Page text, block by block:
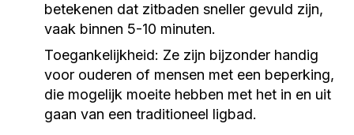
betekenen dat zitbaden sneller gevuld zijn,
vaak binnen 5-10 minuten.
Toegankelijkheid: Ze zijn bijzonder handig
voor ouderen of mensen met een beperking,
die mogelijk moeite hebben met het in en uit
gaan van een traditioneel ligbad.